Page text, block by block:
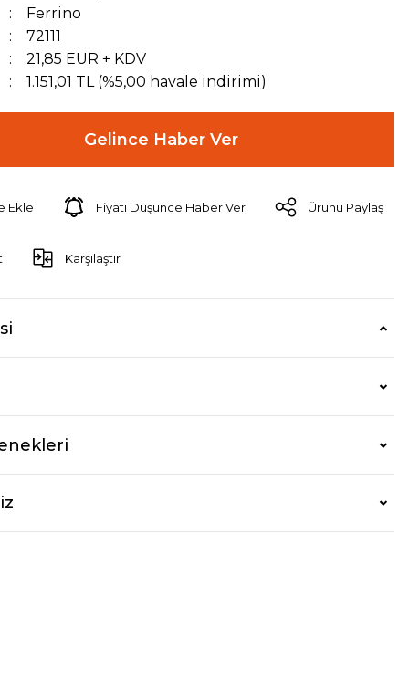
Ferrino
72111
21,85 EUR + KDV
1.151,01 TL (%5,00 havale indirimi)
Gelince Haber Ver
Fiyatı Düşünce Haber Ver Ürünü Paylaş
Karşılaştır